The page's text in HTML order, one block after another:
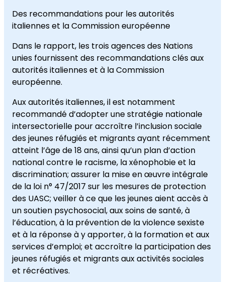
Des recommandations pour les autorités
italiennes et la Commission européenne
Dans le rapport, les trois agences des Nations
unies fournissent des recommandations clés aux
autorités italiennes et à la Commission
européenne.
Aux autorités italiennes, il est notamment
recommandé d’adopter une stratégie nationale
intersectorielle pour accroître l’inclusion sociale
des jeunes réfugiés et migrants ayant récemment
atteint l’âge de 18 ans, ainsi qu’un plan d’action
national contre le racisme, la xénophobie et la
discrimination; assurer la mise en œuvre intégrale
de la loi n° 47/2017 sur les mesures de protection
des UASC; veiller à ce que les jeunes aient accès à
un soutien psychosocial, aux soins de santé, à
l’éducation, à la prévention de la violence sexiste
et à la réponse à y apporter, à la formation et aux
services d’emploi; et accroître la participation des
jeunes réfugiés et migrants aux activités sociales
et récréatives.